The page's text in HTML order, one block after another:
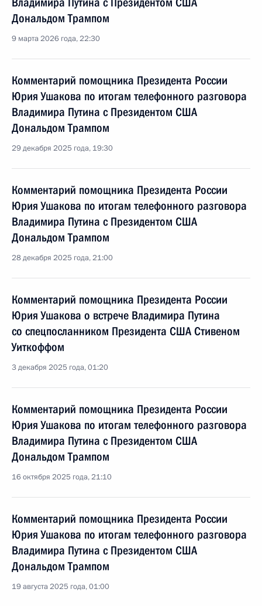
Дональдом Трампом
9 марта 2026 года, 22:30
Комментарий помощника Президента России
Юрия Ушакова по итогам телефонного разговора
Владимира Путина с Президентом США
Дональдом Трампом
29 декабря 2025 года, 19:30
Комментарий помощника Президента России
Юрия Ушакова по итогам телефонного разговора
Владимира Путина с Президентом США
Дональдом Трампом
28 декабря 2025 года, 21:00
Комментарий помощника Президента России
Юрия Ушакова о встрече Владимира Путина
со спецпосланником Президента США Стивеном
Уиткоффом
3 декабря 2025 года, 01:20
Комментарий помощника Президента России
Юрия Ушакова по итогам телефонного разговора
Владимира Путина с Президентом США
Дональдом Трампом
16 октября 2025 года, 21:10
Комментарий помощника Президента России
Юрия Ушакова по итогам телефонного разговора
Владимира Путина с Президентом США
Дональдом Трампом
19 августа 2025 года, 01:00